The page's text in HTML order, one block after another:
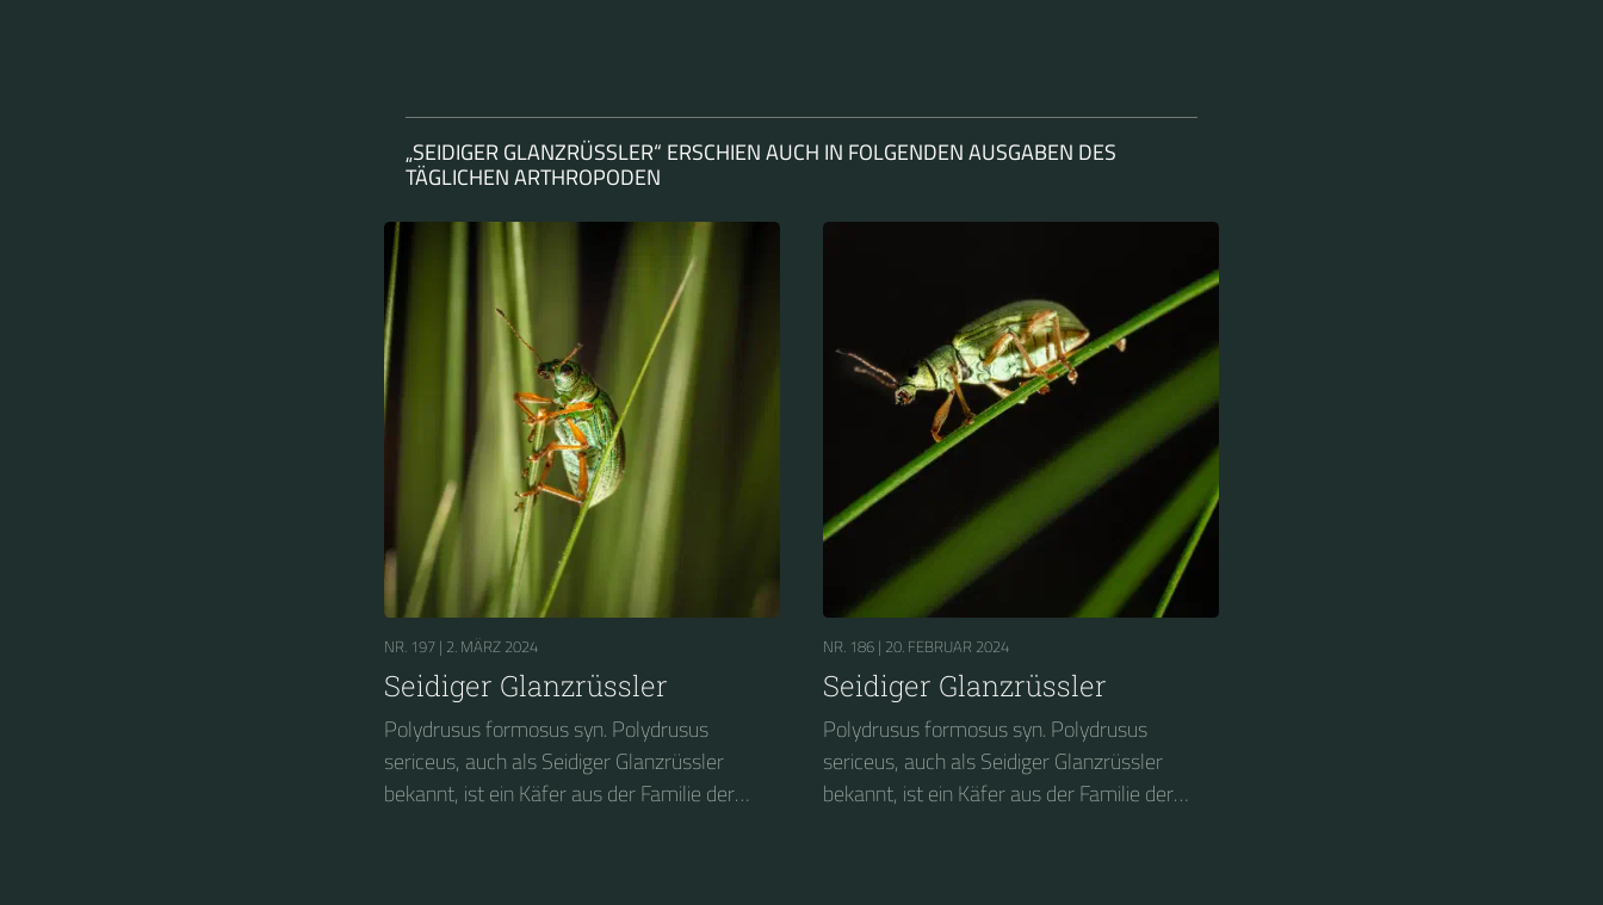
„SEIDIGER GLANZRÜSSLER“ ERSCHIEN AUCH IN FOLGENDEN AUSGABEN DES
TÄGLICHEN ARTHROPODEN
NR. 197 | 2. MÄRZ 2024
Seidiger Glanzrüssler
Polydrusus formosus syn. Polydrusus
sericeus, auch als Seidiger Glanzrüssler
bekannt, ist ein Käfer aus der Familie der
NR. 186 | 20. FEBRUAR 2024
Seidiger Glanzrüssler
Polydrusus formosus syn. Polydrusus
sericeus, auch als Seidiger Glanzrüssler
bekannt, ist ein Käfer aus der Familie der